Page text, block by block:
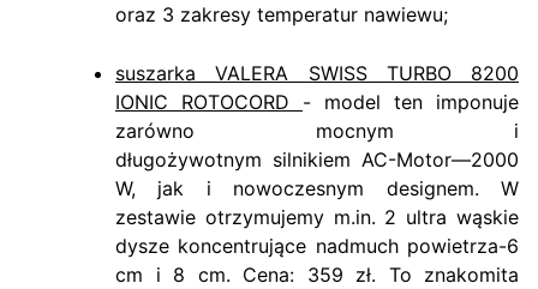
oraz 3 zakresy temperatur nawiewu;
suszarka VALERA SWISS TURBO 8200
IONIC ROTOCORD - model ten imponuje
zarówno mocnym i
długożywotnym silnikiem AC-Motor—2000
W, jak i nowoczesnym designem. W
zestawie otrzymujemy m.in. 2 ultra wąskie
dysze koncentrujące nadmuch powietrza-6
cm i 8 cm. Cena: 359 zł. To znakomita